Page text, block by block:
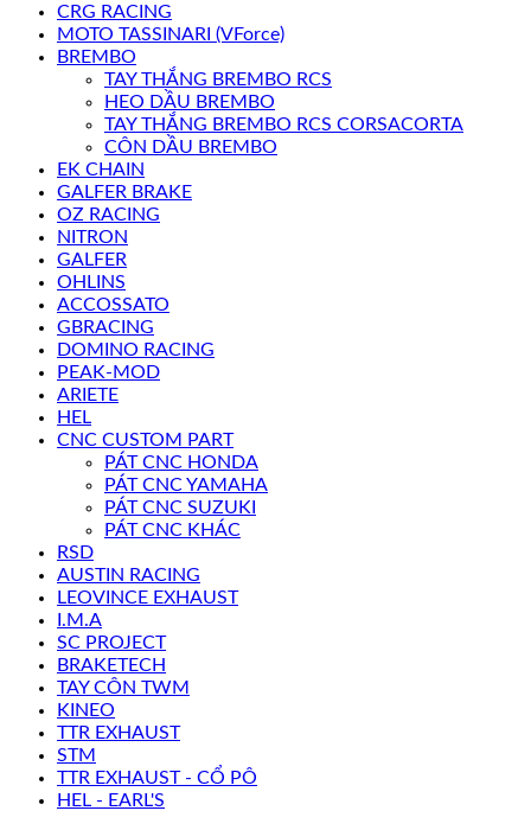
CRG RACING
MOTO TASSINARI (VForce)
BREMBO
TAY THẮNG BREMBO RCS
HEO DẦU BREMBO
TAY THẮNG BREMBO RCS CORSACORTA
CÔN DẦU BREMBO
EK CHAIN
GALFER BRAKE
OZ RACING
NITRON
GALFER
OHLINS
ACCOSSATO
GBRACING
DOMINO RACING
PEAK-MOD
ARIETE
HEL
CNC CUSTOM PART
PÁT CNC HONDA
PÁT CNC YAMAHA
PÁT CNC SUZUKI
PÁT CNC KHÁC
RSD
AUSTIN RACING
LEOVINCE EXHAUST
I.M.A
SC PROJECT
BRAKETECH
TAY CÔN TWM
KINEO
TTR EXHAUST
STM
TTR EXHAUST - CỔ PÔ
HEL - EARL'S